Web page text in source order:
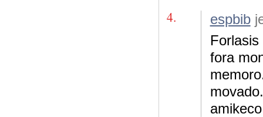
4. espbib
fora